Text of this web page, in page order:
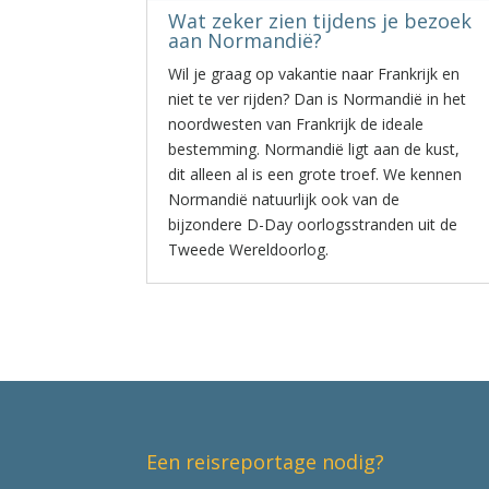
Wat zeker zien tijdens je bezoek
aan Normandië?
Wil je graag op vakantie naar Frankrijk en
niet te ver rijden? Dan is Normandië in het
noordwesten van Frankrijk de ideale
bestemming. Normandië ligt aan de kust,
dit alleen al is een grote troef. We kennen
Normandië natuurlijk ook van de
bijzondere D-Day oorlogsstranden uit de
Tweede Wereldoorlog.
Een reisreportage nodig?